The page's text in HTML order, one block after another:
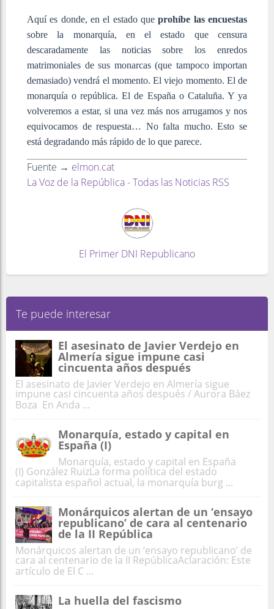
Aquí es donde, en el estado queprohíbe las encuestas
sobre la monarquía, en el estado que censura
descaradamente las noticias sobre los enredos
matrimoniales de sus monarcas (que tampoco importan
demasiado) vendrá el momento. El viejo momento. El de
monarquía o república. El de España o Cataluña. Y ya
volveremos a estar, si una vez más nos arrugamos y nos
equivocamos de respuesta… No falta mucho. Esto se
está degradando más rápido de lo que parece.
Fuente → elmon.cat
La Voz de la República - Todas las Noticias RSS
El Primer DNI Republicano
Te puede interesar
El asesinato de Javier Verdejo en
Almería sigue impune casi
cincuenta años después
El asesinato de Javier Verdejo en Almería sigue
impune casi cincuenta años después / Aurora Báez
Boza En Anda ...
Monarquía, estado y capital en
España (I)
Monarquía, estado y capital en España
(I) González RuizLa forma política del estado
capitalista español actual, la monarquía burg ...
Monárquicos alertan de un ‘ensayo
republicano’ de cara al centenario
de la II República
Monárquicos alertan de un ‘ensayo republicano’ de
cara al centenario de la II RepúblicaAclaración: Este
artículo de El C ...
La huella del fascismo